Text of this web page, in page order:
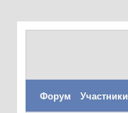
Форум Участники